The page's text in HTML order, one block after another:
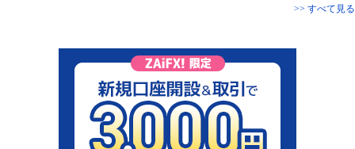
>> すべて見る